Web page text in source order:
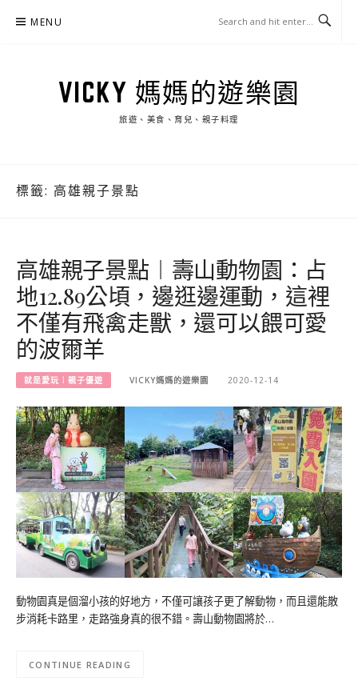
MENU
VICKY 媽媽的遊樂園
旅遊、美食、育兒、親子料理
標籤: 高雄親子景點
高雄親子景點︱壽山動物園：占
地12.89公頃，邊逛邊運動，這裡
不僅有飛禽走獸，還可以餵可愛
的波爾羊
就是愛玩︱親子優遊 VICKY媽媽的遊樂園 2020-12-14
動物園真是個溜小孩的好地方，不僅可讓孩子更了解動物，而且還能散
步消耗卡路里，走路強身真的很不錯。壽山動物園將於…
CONTINUE READING